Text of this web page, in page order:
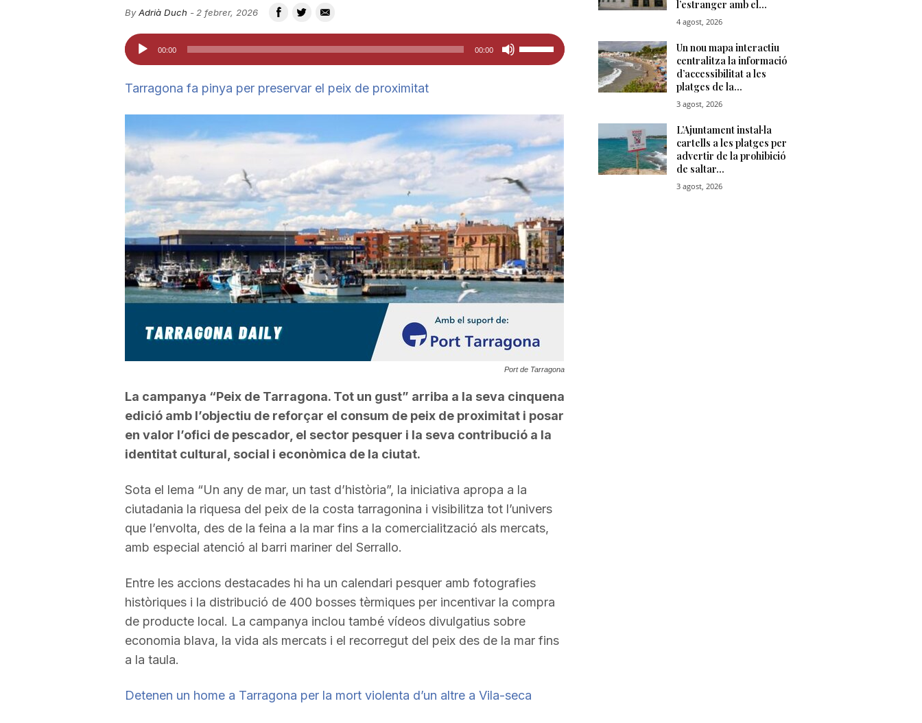
d
T
a
r
r
g
n
a
By Adrià Duch - 2 febrer, 2026
Reproductor
d'àudio
00:00 00:00
Feu
servir
fletxa
cap
amunt/cap
avall
per
a
incrementar
o
disminuir
volum.
Tarragona fa pinya per preservar el peix de proximitat
Port de Tarragona
La campanya “Peix de Tarragona. Tot un gust” arriba a la seva cinquena
edició amb l’objectiu de reforçar el consum de peix de proximitat i posar
en valor l’ofici de pescador, el sector pesquer i la seva contribució a la
identitat cultural, social i econòmica de la ciutat.
Sota el lema “Un any de mar, un tast d’història”, la iniciativa apropa a la
ciutadania la riquesa del peix de la costa tarragonina i visibilitza tot l’univers
que l’envolta, des de la feina a la mar fins a la comercialització als mercats,
amb especial atenció al barri mariner del Serrallo.
Entre les accions destacades hi ha un calendari pesquer amb fotografies
històriques i la distribució de 400 bosses tèrmiques per incentivar la compra
de producte local. La campanya inclou també vídeos divulgatius sobre
economia blava, la vida als mercats i el recorregut del peix des de la mar fins
a la taula.
Detenen un home a Tarragona per la mort violenta d’un altre a Vila-seca